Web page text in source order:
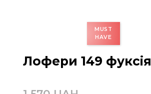
Лофери 149 фуксія